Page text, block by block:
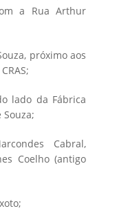
a Rua Arthur
próximo aos
lado da Fábrica
Cabral,
Coelho (antigo